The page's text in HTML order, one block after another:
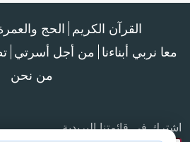
﴿ذي
القرآن الكريم الحج
معا نربي أبناءنا من أجل أسرتي
من نحن
اشترك في قائمتنا البريدية